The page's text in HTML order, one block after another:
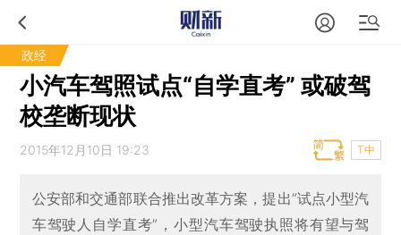
政经
小汽车驾照试点“自学直考” 或破驾
校垄断现状
2015年12月10日 19:23 T中
公安部和交通部联合推出改革方案，提出“试点小型汽
车驾驶人自学直考”，小型汽车驾驶执照将有望与驾